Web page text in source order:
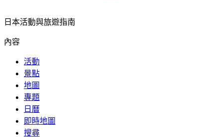
日本活動與旅遊指南
內容
活動
景點
地圖
專題
日曆
即時地圖
搜尋